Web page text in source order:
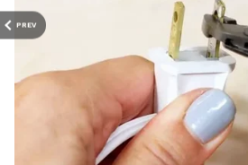
PREV